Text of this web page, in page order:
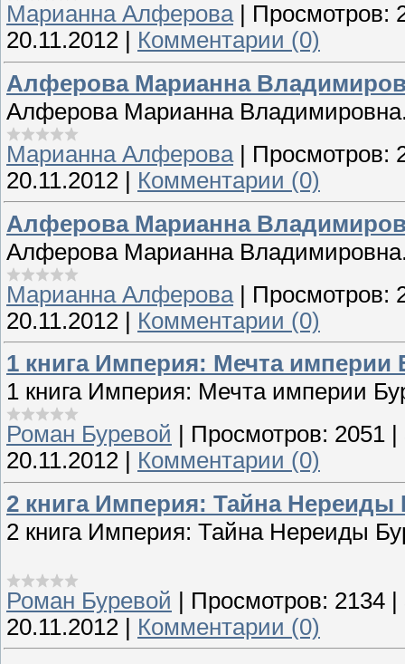
Марианна Алферова| Просмотров:
20.11.2012
Комментарии (0)
Алферова Марианна
Алферова Марианна
Марианна Алферова| Просмотров:
20.11.2012
Комментарии (0)
Алферова Марианна
Алферова Марианна
Марианна Алферова | Просмотров:
20.11.2012 | Комментарии (0)
1 книга Империя: Мечта империи
1 книга Империя: Мечта империи
Роман Буревой
Просмотров: 2051
20.11.2012
Комментарии (0)
2 книга Империя: Тайна
2 книга Империя: Тайна Нереиды
Роман Буревой Просмотров: 2134
20.11.2012
Комментарии (0)